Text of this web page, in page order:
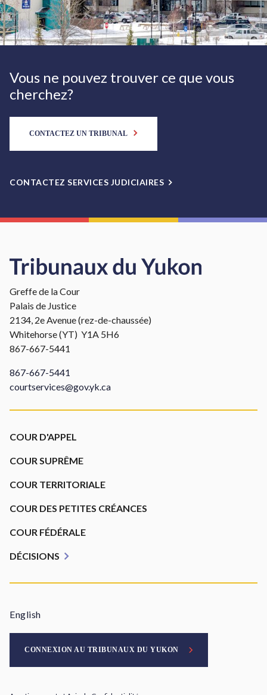
Vous ne pouvez trouver ce que vous
cherchez?
CONTACTEZ UN TRIBUNAL
CONTACTEZ SERVICES JUDICIAIRES
Greffe de la Cour
Palais de Justice
2134, 2e Avenue (rez-de-chaussée)
Whitehorse (YT) Y1A 5H6
867-667-5441
867-667-5441
courtservices@gov.yk.ca
Footer
COUR D'APPEL
COUR SUPRÊME
COUR TERRITORIALE
COUR DES PETITES CRÉANCES
COUR FÉDÉRALE
DÉCISIONS
CONNEXION AU TRIBUNAUX DU YUKON
English